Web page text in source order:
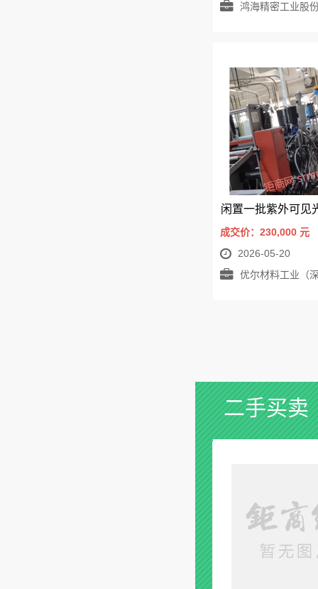
鸿海精密工业股
成交价：230,000 元
2026-05-20
优尔材料工业（深圳
二手买卖